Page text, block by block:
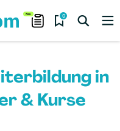
0
in
& Kurse